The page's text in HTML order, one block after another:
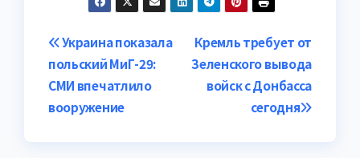
Навигация
по
записям
Кремль требует от
Зеленского вывода
войск с Донбасса
сегодня
Украина показала
польский МиГ-29:
СМИ впечатлило
вооружение